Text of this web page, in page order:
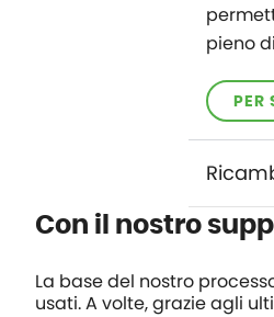
pieno
PER
Con il nostro
La base del nostro
usati. A volte, grazie agli